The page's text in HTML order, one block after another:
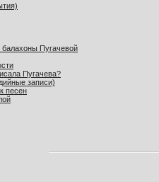
балахоны Пугачевой
Пугачева?
записи)
песен